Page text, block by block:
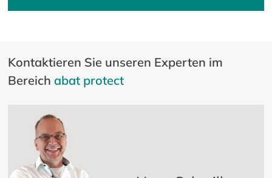
Kontaktieren Sie unseren Experten im
Bereich abat protect